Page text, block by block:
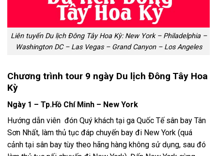
Liên tuyến Du lịch Đông Tây Hoa Kỳ: New York – Philadelphia –
Washington DC – Las Vegas – Grand Canyon – Los Angeles
Chương trình tour 9 ngày Du lịch Đông Tây Hoa
Kỳ
Ngày 1 – Tp.Hồ Chí Minh – New York
Hướng dẫn viên đón Quý khách tại ga Quốc Tế sân bay Tân
Sơn Nhất, làm thủ tục đáp chuyến bay đi New York (quá
cảnh tại sân bay tùy theo hãng hàng không sử dụng, sau đó